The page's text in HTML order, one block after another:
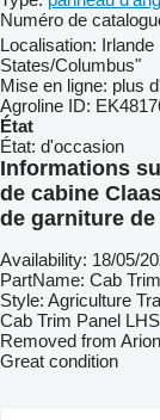
Numéro de
Localisation: Irlande
States/Columbus"
Mise en ligne: plus
Agroline ID:
État
État: d'occasion
Informations
de cabine
de garniture de
Availability: 18/05/
PartName: Cab
Style: Agriculture
Cab Trim Panel LHS
Removed from
Great condition